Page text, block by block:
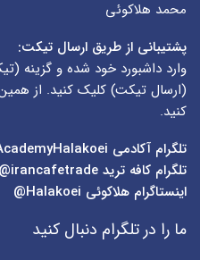
محمد هلاکوئی
پشتیبانی از طریق ارسال تیکت:
وارد داشبورد خود شده و گزینه (
(ارسال تیکت) کلیک کنید. از
کنید.
تلگرام آکادمی
تلگرام کافه ترید irancafetrade@
اینستاگرام هلاکوئی Halakoei@
ما را در تلگرام دنبال کنید